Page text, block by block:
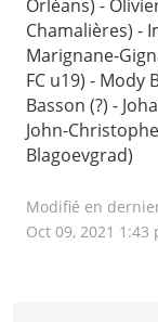
Orléans) -
Chamalières) -
Marignane-
FC u19) - Mody
Basson (?) -
John-
Blagoevgrad)
Modifié en
Oct 09, 2021